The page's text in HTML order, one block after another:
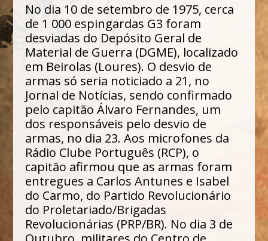
No dia 10 de setembro de 1975, cerca
de 1 000 espingardas G3 foram
desviadas do Depósito Geral de
Material de Guerra (DGME), localizado
em Beirolas (Loures). O desvio de
armas só seria noticiado a 21, no
Jornal de Notícias, sendo confirmado
pelo capitão Álvaro Fernandes, um
dos responsáveis pelo desvio de
armas, no dia 23. Aos microfones da
Rádio Clube Português (RCP), o
capitão afirmou que as armas foram
entregues a Carlos Antunes e Isabel
do Carmo, do Partido Revolucionário
do Proletariado/Brigadas
Revolucionárias (PRP/BR). No dia 3 de